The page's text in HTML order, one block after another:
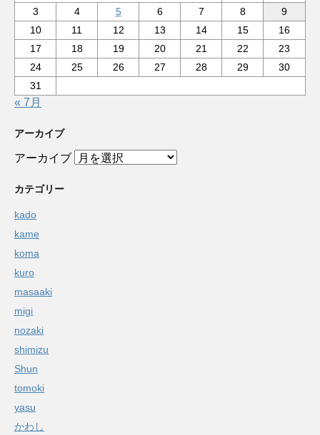
3
4 5 6 7 8
9
10
11 12 13 14 15
16
17
18 19 20 21 22
23
24
25 26 27 28 29
30
31
« 7月
アーカイブ
アーカイブ
カテゴリー
kado
kame
koma
kuro
masaaki
migi
nozaki
shimizu
Shun
tomoki
yasu
かわし